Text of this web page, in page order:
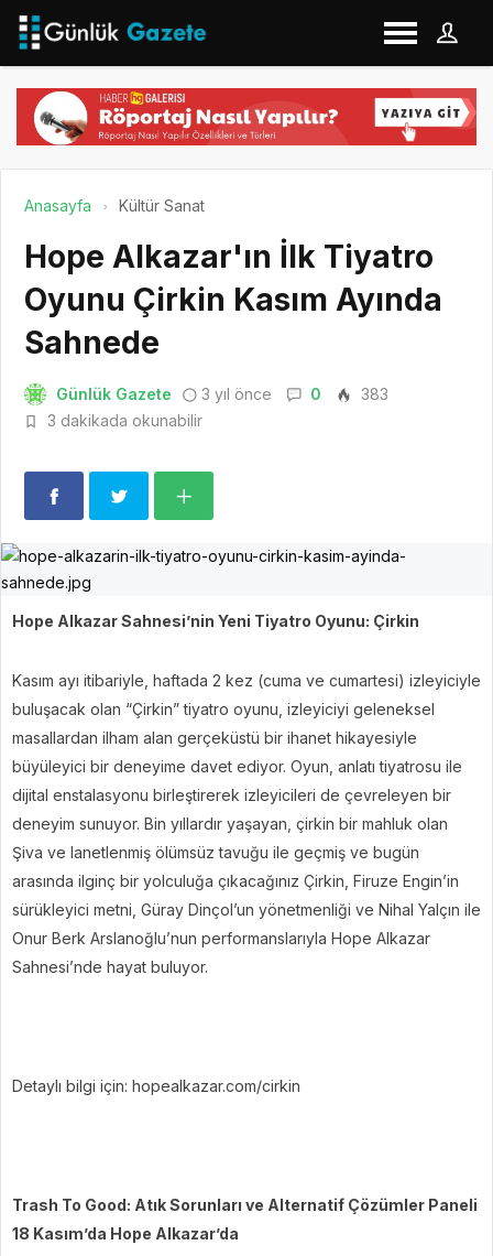
Anasayfa Kültür Sanat
Hope Alkazar'ın İlk Tiyatro
Oyunu Çirkin Kasım Ayında
Sahnede
Günlük Gazete 3 yıl önce 0
383
3 dakikada okunabilir
Hope Alkazar Sahnesi’nin Yeni Tiyatro Oyunu: Çirkin
Kasım ayı itibariyle, haftada 2 kez (cuma ve cumartesi) izleyiciyle
buluşacak olan “Çirkin” tiyatro oyunu, izleyiciyi geleneksel
masallardan ilham alan gerçeküstü bir ihanet hikayesiyle
büyüleyici bir deneyime davet ediyor. Oyun, anlatı tiyatrosu ile
dijital enstalasyonu birleştirerek izleyicileri de çevreleyen bir
deneyim sunuyor. Bin yıllardır yaşayan, çirkin bir mahluk olan
Şiva ve lanetlenmiş ölümsüz tavuğu ile geçmiş ve bugün
arasında ilginç bir yolculuğa çıkacağınız Çirkin, Firuze Engin’in
sürükleyici metni, Güray Dinçol’un yönetmenliği ve Nihal Yalçın ile
Onur Berk Arslanoğlu’nun performanslarıyla Hope Alkazar
Sahnesi’nde hayat buluyor.
Detaylı bilgi için: hopealkazar.com/cirkin
Trash To Good: Atık Sorunları ve Alternatif Çözümler Paneli
18 Kasım’da Hope Alkazar’da